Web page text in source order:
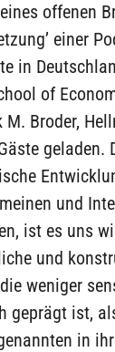
offenen
einer
in
of
Broder,
geladen.
und
ist es uns
und
weniger
geprägt ist,
in